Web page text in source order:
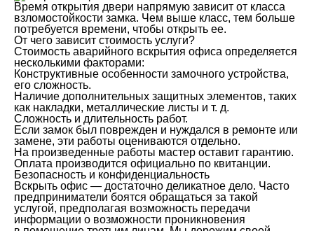
Время открытия двери напрямую зависит от класса
взломостойкости замка. Чем выше класс, тем больше
потребуется времени, чтобы открыть ее.
От чего зависит стоимость услуги?
Стоимость аварийного вскрытия офиса определяется
несколькими факторами:
Конструктивные особенности замочного устройства,
его сложность.
Наличие дополнительных защитных элементов, таких
как накладки, металлические листы и т. д.
Сложность и длительность работ.
Если замок был поврежден и нуждался в ремонте или
замене, эти работы оцениваются отдельно.
На произведенные работы мастер оставит гарантию.
Оплата производится официально по квитанции.
Безопасность и конфиденциальность
Вскрыть офис — достаточно деликатное дело. Часто
предприниматели боятся обращаться за такой
услугой, предполагая возможность передачи
информации о возможности проникновения